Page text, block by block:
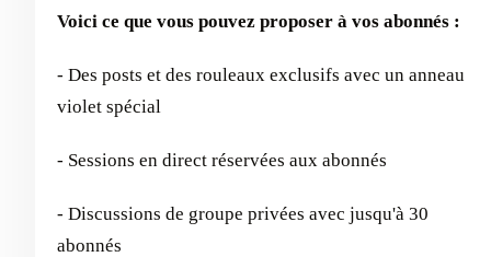
Voici ce que vous pouvez proposer à vos abonnés :
- Des posts et des rouleaux exclusifs avec un anneau
violet spécial
- Sessions en direct réservées aux abonnés
- Discussions de groupe privées avec jusqu'à 30
abonnés